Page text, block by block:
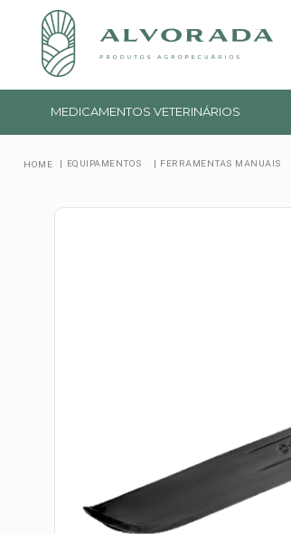
MEDICAMENTOS VETERINÁRIOS
EQUIPAMENTOS FERRAMENTAS MANUAIS